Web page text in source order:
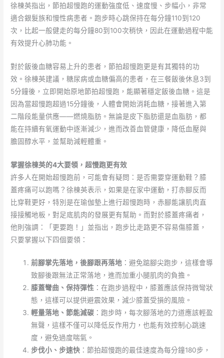
徐棟英指出，節拍超慢跑的運動強度低、速度慢、步幅小，非常
適合銀髮族和慢性病患者。跑步時心跳保持在每分鐘110到120
次，比起一般健走的每分鐘80到100次稍快，因此在運動過程中能
有效提升心肺功能。
對於飯後血糖容易上升的患者，節拍超慢跑更是有其獨特的功
效。徐棟英建議，糖尿病或血糖偏高的患者，在三餐飯後休息3到
5分鐘後，立即開始原地節拍超慢跑，能顯著穩定飯後血糖。這是
因為當超慢跑超過15分鐘後，人體會開始消耗血糖，接著進入第
二階段能量供應——燃燒脂肪。無論是皮下脂肪還是血脂肪，都
能在持續有氧運動中逐漸減少，進而改善血管健康，降低血壓與
膽固醇水平，並幫助減輕體重。
掌握徐棟英的4大要領，超慢跑更有效
許多人在開始超慢跑前，可能會有疑問：是否需要穿運動鞋？膝
蓋疼痛可以跑嗎？徐棟英表示，如果是在家中運動，打赤腳反而
比穿鞋更好，特別是在瑜伽墊上進行超慢跑時，赤腳能讓肌肉直
接接觸地板，對足底肌肉的發展更有幫助。而對於膝蓋疼痛者，
他則強調：「更要跑！」並指出，跑步比走路更不容易傷膝蓋，
只要掌握以下四個要領：
前腳掌先落地，後腳跟再落地 ：避免踮腳尖跑步，這樣會導
致腳後跟無法正常落地，進而加重小腿肌肉的負擔。
膝蓋彎曲、保持彈性 ：在跑步過程中，膝蓋應該保持微彎狀
態，這樣可以提供避震效果，減少膝蓋受損的風險。
輕量落地、節能減碳 ：跑步時，每次腳落地的力道應該輕盈
無聲，這樣不僅可以降低反作用力，也能有效控制心跳速
度，避免過度喘氣。
步伐小、步速快 ：節拍超慢跑的最佳速度為每分鐘180步，